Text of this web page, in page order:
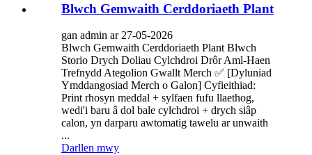
Blwch Gemwaith Cerddoriaeth Plant
gan admin ar 27-05-2026
Blwch Gemwaith Cerddoriaeth Plant Blwch
Storio Drych Doliau Cylchdroi Drôr Aml-Haen
Trefnydd Ategolion Gwallt Merch ✅ [Dyluniad
Ymddangosiad Merch o Galon] Cyfieithiad:
Print rhosyn meddal + sylfaen fufu llaethog,
wedi'i baru â dol bale cylchdroi + drych siâp
calon, yn darparu awtomatig tawelu ar unwaith
...
Darllen mwy